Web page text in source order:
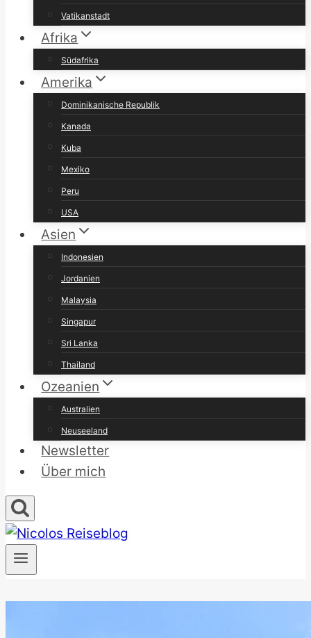
Vatikanstadt
Afrika
Südafrika
Amerika
Dominikanische Republik
Kanada
Kuba
Mexiko
Peru
USA
Asien
Indonesien
Jordanien
Malaysia
Singapur
Sri Lanka
Thailand
Ozeanien
Australien
Neuseeland
Newsletter
Über mich